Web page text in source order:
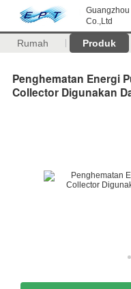
Co.,Ltd
Rumah Produk
Penghematan Energi
Collector Digunakan